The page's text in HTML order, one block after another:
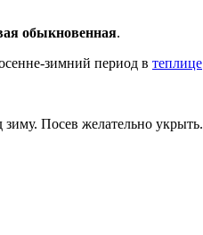
обыкновенная.
зимний период в теплице
Посев желательно укрыть.